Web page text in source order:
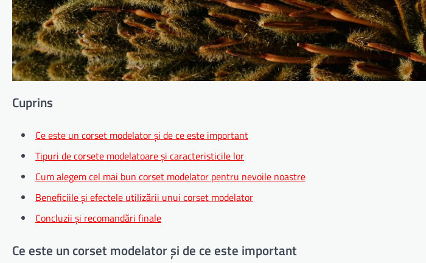
Cuprins
Ce este un corset modelator și de ce este important
Tipuri de corsete modelatoare și caracteristicile lor
Cum alegem cel mai bun corset modelator pentru nevoile noastre
Beneficiile și efectele utilizării unui corset modelator
Concluzii și recomandări finale
Ce este un corset modelator și de ce este important